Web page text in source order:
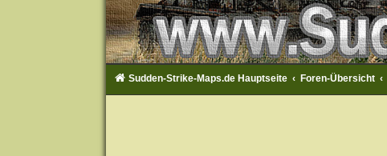
Sudden-Strike-Maps.de Hauptseite Foren-Übersicht